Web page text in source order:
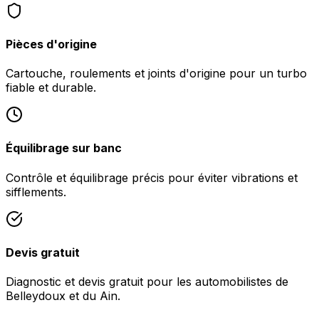
Pièces d'origine
Cartouche, roulements et joints d'origine pour un turbo
fiable et durable.
Équilibrage sur banc
Contrôle et équilibrage précis pour éviter vibrations et
sifflements.
Devis gratuit
Diagnostic et devis gratuit pour les automobilistes de
Belleydoux et du Ain.